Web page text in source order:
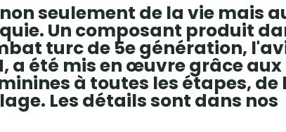
seulement de la vie mais
Un composant produit
turc de 5e génération,
a été mis en œuvre grâce aux
à toutes les étapes, de
Les détails sont dans nos